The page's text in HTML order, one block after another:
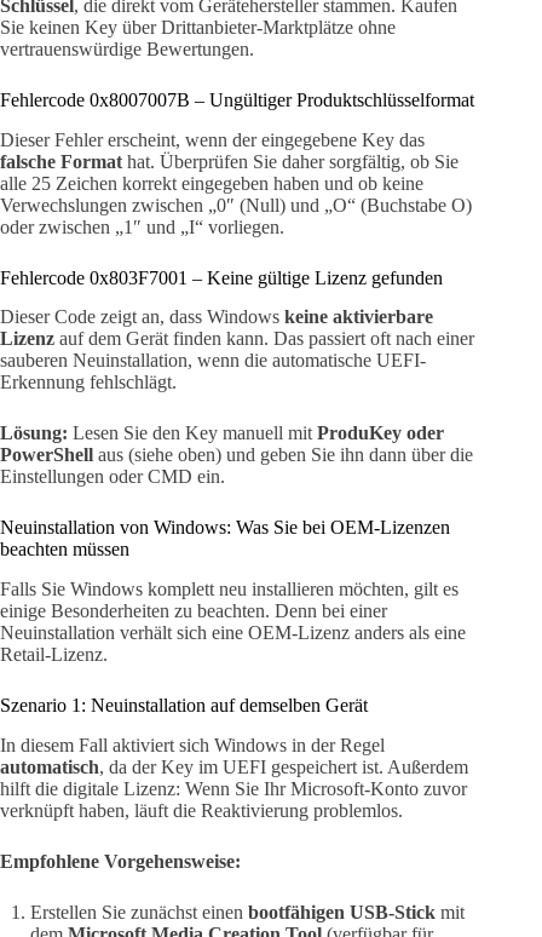
Schlüssel , die direkt vom Gerätehersteller stammen. Kaufen
Sie keinen Key über Drittanbieter-Marktplätze ohne
vertrauenswürdige Bewertungen.
Fehlercode 0x8007007B – Ungültiger Produktschlüsselformat
Dieser Fehler erscheint, wenn der eingegebene Key das
falsche Format hat. Überprüfen Sie daher sorgfältig, ob Sie
alle 25 Zeichen korrekt eingegeben haben und ob keine
Verwechslungen zwischen „0″ (Null) und „O“ (Buchstabe O)
oder zwischen „1″ und „I“ vorliegen.
Fehlercode 0x803F7001 – Keine gültige Lizenz gefunden
Dieser Code zeigt an, dass Windows keine aktivierbare
Lizenz auf dem Gerät finden kann. Das passiert oft nach einer
sauberen Neuinstallation, wenn die automatische UEFI-
Erkennung fehlschlägt.
Lösung: Lesen Sie den Key manuell mitProduKey oder
PowerShell aus (siehe oben) und geben Sie ihn dann über die
Einstellungen oder CMD ein.
Neuinstallation von Windows: Was Sie bei OEM-Lizenzen
beachten müssen
Falls Sie Windows komplett neu installieren möchten, gilt es
einige Besonderheiten zu beachten. Denn bei einer
Neuinstallation verhält sich eine OEM-Lizenz anders als eine
Retail-Lizenz.
Szenario 1: Neuinstallation auf demselben Gerät
In diesem Fall aktiviert sich Windows in der Regel
automatisch, da der Key im UEFI gespeichert ist. Außerdem
hilft die digitale Lizenz: Wenn Sie Ihr Microsoft-Konto zuvor
verknüpft haben, läuft die Reaktivierung problemlos.
Empfohlene Vorgehensweise:
Erstellen Sie zunächst einen bootfähigen USB-Stick mit